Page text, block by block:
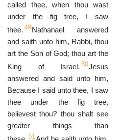
called thee, when thou wast
under the fig tree, I saw
thee. 49Nathanael answered
and saith unto him, Rabbi, thou
art the Son of God; thou art the
King of Israel. 50Jesus
answered and said unto him,
Because I said unto thee, I saw
thee under the fig tree,
believest thou? thou shalt see
greater things than
51